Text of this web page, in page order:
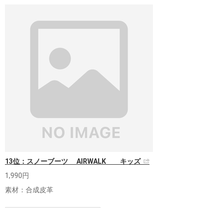
13位：スノーブーツ AIRWALK キッズ
1,990円
素材：合成皮革